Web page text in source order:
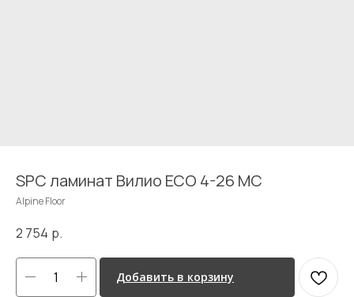
SPC ламинат Вилио ЕСО 4-26 MC
Alpine Floor
2 754 р.
Добавить в корзину